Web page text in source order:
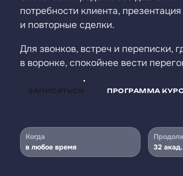
потребности клиента,
и повторные сделки.
Для звонков, встреч и переписки,
в воронке, спокойнее вести
ЗАПИСАТЬСЯ ПРОГРАММА
Когда
в любое время
32